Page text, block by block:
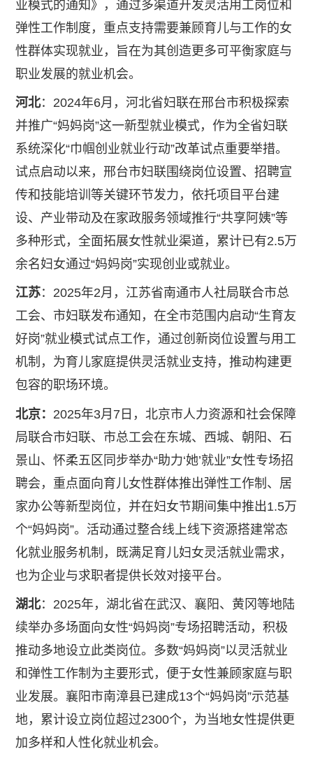
业模式的通知》，通过多渠道开发灵活用工岗位和
弹性工作制度，重点支持需要兼顾育儿与工作的女
性群体实现就业，旨在为其创造更多可平衡家庭与
职业发展的就业机会。
河北：2024年6月，河北省妇联在邢台市积极探索
并推广“妈妈岗”这一新型就业模式，作为全省妇联
系统深化“巾帼创业就业行动”改革试点重要举措。
试点启动以来，邢台市妇联围绕岗位设置、招聘宣
传和技能培训等关键环节发力，依托项目平台建
设、产业带动及在家政服务领域推行“共享阿姨”等
多种形式，全面拓展女性就业渠道，累计已有2.5万
余名妇女通过“妈妈岗”实现创业或就业。
江苏：2025年2月，江苏省南通市人社局联合市总
工会、市妇联发布通知，在全市范围内启动“生育友
好岗”就业模式试点工作，通过创新岗位设置与用工
机制，为育儿家庭提供灵活就业支持，推动构建更
包容的职场环境。
北京： 2025年3月7日，北京市人力资源和社会保障
局联合市妇联、市总工会在东城、西城、朝阳、石
景山、怀柔五区同步举办“助力‘她’就业”女性专场招
聘会，重点面向育儿女性群体推出弹性工作制、居
家办公等新型岗位，并在妇女节期间集中推出1.5万
个“妈妈岗”。活动通过整合线上线下资源搭建常态
化就业服务机制，既满足育儿妇女灵活就业需求，
也为企业与求职者提供长效对接平台。
湖北：2025年，湖北省在武汉、襄阳、黄冈等地陆
续举办多场面向女性“妈妈岗”专场招聘活动，积极
推动多地设立此类岗位。多数“妈妈岗”以灵活就业
和弹性工作制为主要形式，便于女性兼顾家庭与职
业发展。襄阳市南漳县已建成13个“妈妈岗”示范基
地，累计设立岗位超过2300个，为当地女性提供更
加多样和人性化就业机会。